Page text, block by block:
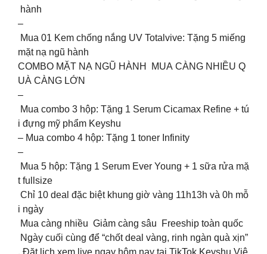
hành
–
Mua 01 Kem chống nắng UV Totalvive: Tặng 5 miếng
mặt nạ ngũ hành
COMBO MẶT NẠ NGŨ HÀNH MUA CÀNG NHIỀU Q
UÀ CÀNG LỚN
–
Mua combo 3 hộp: Tặng 1 Serum Cicamax Refine + tú
i đựng mỹ phẩm Keyshu
– Mua combo 4 hộp: Tặng 1 toner Infinity
–
Mua 5 hộp: Tặng 1 Serum Ever Young + 1 sữa rửa mặ
t fullsize
Chỉ 10 deal đặc biệt khung giờ vàng 11h13h và 0h mỗ
i ngày
Mua càng nhiều Giảm càng sâu Freeship toàn quốc
Ngày cuối cùng để “chốt deal vàng, rinh ngàn quà xịn”